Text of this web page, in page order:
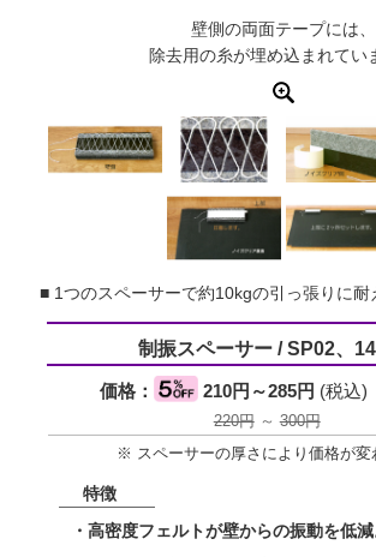
壁側の両面テープには、
除去用の糸が埋め込まれてい
■ 1つのスペーサーで約10kgの引っ張りに耐
制振スペーサー / SP02、
価格： 210円～285円 (税込)
220円 ～ 300円
※ スペーサーの厚さにより価格が変
特徴
・高密度フェルトが壁からの振動を低減